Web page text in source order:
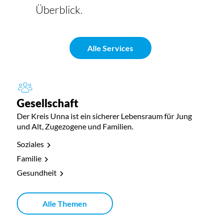
Überblick.
Alle Services
Gesellschaft
Der Kreis Unna ist ein sicherer Lebensraum für Jung
und Alt, Zugezogene und Familien.
Soziales
Familie
Gesundheit
Alle Themen